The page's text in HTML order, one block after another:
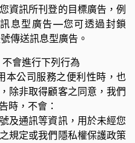
資訊所刊登的目標廣告，例
息型廣告—您可透過封鎖
傳送訊息型廣告。
會進行下列行為
本公司服務之便利性時，也
除非取得顧客之同意，我們
時，不會：
及通訊等資訊，用於未經您
規定或我們隱私權保護政策